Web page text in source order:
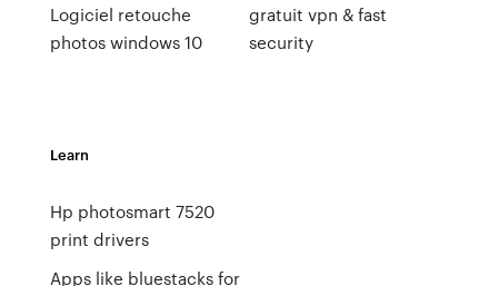
Logiciel retouche
photos windows 10
gratuit vpn & fast
security
Learn
Hp photosmart 7520
print drivers
Apps like bluestacks for